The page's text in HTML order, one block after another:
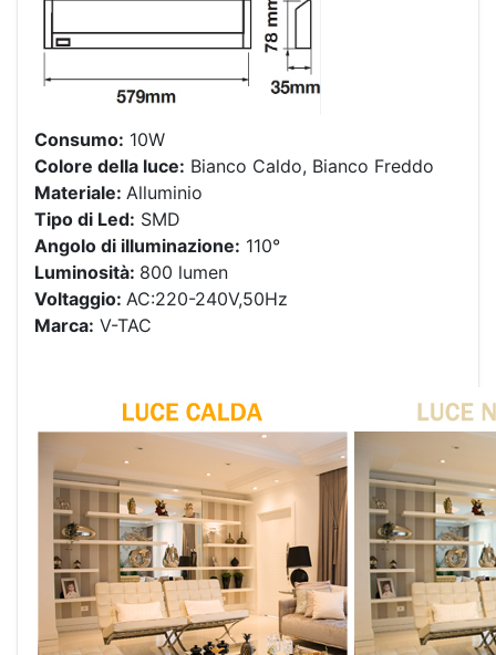
Consumo: 10W
Colore della luce: Bianco Caldo, Bianco Freddo
Materiale: Alluminio
Tipo di Led: SMD
Angolo di illuminazione: 110°
Luminosità: 800 lumen
Voltaggio: AC:220-240V,50Hz
Marca: V-TAC